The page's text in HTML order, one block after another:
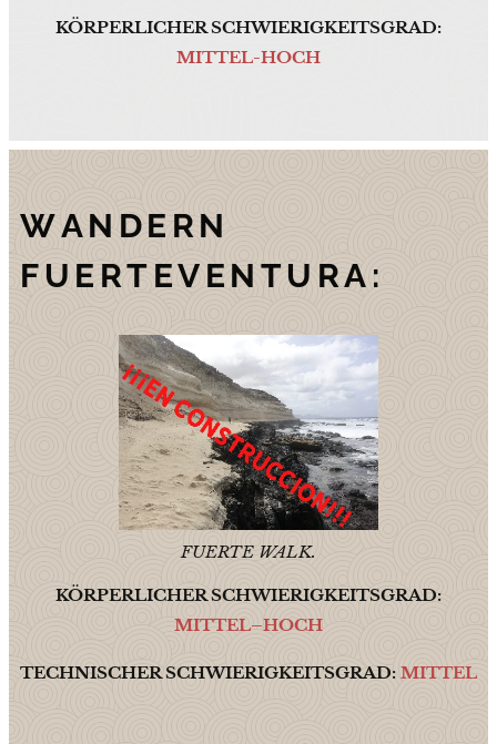
KÖRPERLICHER SCHWIERIGKEITSGRAD:
MITTEL-HOCH
WANDERN
FUERTEVENTURA:
FUERTE WALK.
KÖRPERLICHER SCHWIERIGKEITSGRAD:
MITTEL–HOCH
TECHNISCHER SCHWIERIGKEITSGRAD: MITTEL